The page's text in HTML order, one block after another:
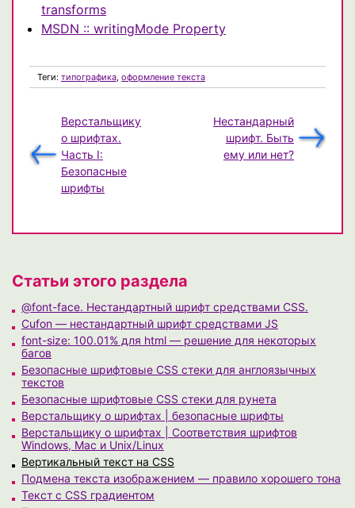
transforms
MSDN :: writingMode Property
Теги: типографика, оформление текста
Нестандарный
шрифт. Быть
ему или нет?
Верстальщику
о шрифтах.
Часть I:
Безопасные
шрифты
Статьи этого раздела
@font-face. Нестандартный шрифт средствами CSS.
Cufon — нестандартный шрифт средствами JS
font-size: 100.01% для html — решение для некоторых
багов
Безопасные шрифтовые CSS стеки для англоязычных
текстов
Безопасные шрифтовые CSS стеки для рунета
Верстальщику о шрифтах | безопасные шрифты
Верстальщику о шрифтах | Соответствия шрифтов
Windows, Mac и Unix/Linux
Вертикальный текст на CSS
Подмена текста изображением — правило хорошего тона
Текст с CSS градиентом